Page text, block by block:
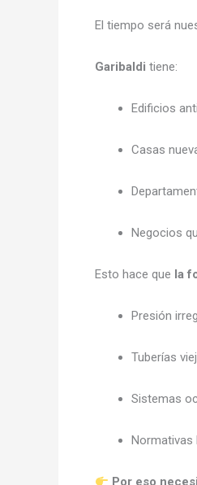
El tiempo será
Garibaldi tiene:
Edificios
Casas
Negocios
Esto hace que la
Presión
Tuberías
Sistemas
Normativas
Por eso